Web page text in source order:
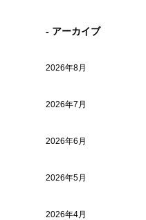
- アーカイブ
2026年8月
2026年7月
2026年6月
2026年5月
2026年4月